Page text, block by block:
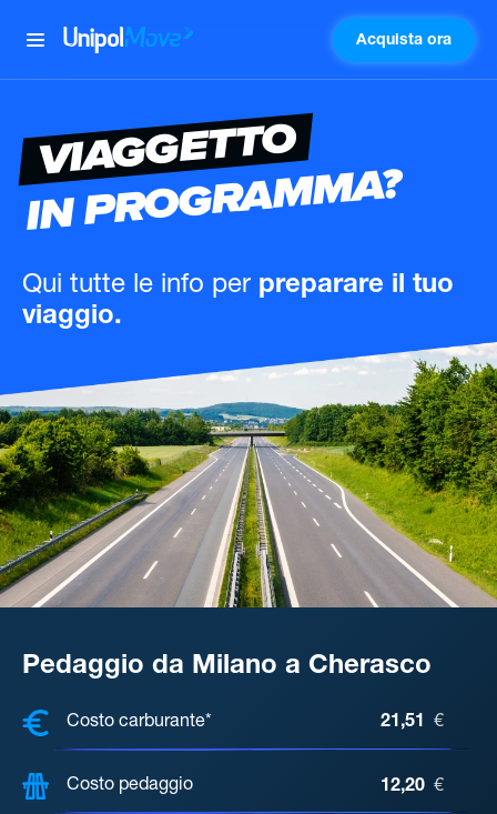
UnipolMove Acquista ora
VIAGGETTO
IN PROGRAMMA?
Qui tutte le info per preparare il tuo
viaggio.
Pedaggio da Milano a Cherasco
COSTI, DISTANZA, TEMPO DI
Costo carburante* 21,51 €
Costo pedaggio 12,20 €